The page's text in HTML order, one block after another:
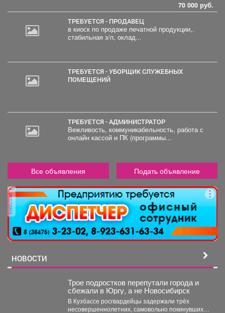
70 000 руб.
ТРЕБУЕТСЯ - ПРОДАВЕЦ
в киоск по продаже печатной продукции,.
стабильная з/п, оклад...
ТРЕБУЕТСЯ - УБОРЩИК СЛУЖЕБНЫХ
ПОМЕЩЕНИЙ
ТРЕБУЕТСЯ - АДМИНИСТРАТОР
Вежливость, коммуникабельность, работа с
онлайн кассой и ПК (программы...
Все объявления Подать объявление
реклама
НОВОСТИ
Трое подростков перепутали города и
сбежали в Юргу, а не Новосибирск
В Кузбассе росгвардейцы задержали трёх
несовершеннолетних, самовольно покинувших